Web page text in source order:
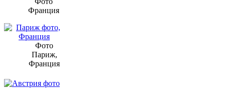
Франция
Фото
Париж,
Франция